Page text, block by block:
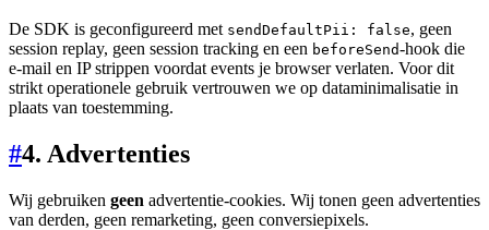
De SDK is geconfigureerd met sendDefaultPii: false, geen
session replay, geen session tracking en een beforeSend-hook die
e-mail en IP strippen voordat events je browser verlaten. Voor dit
strikt operationele gebruik vertrouwen we op dataminimalisatie in
plaats van toestemming.
#4. Advertenties
Wij gebruiken geen advertentie-cookies. Wij tonen geen advertenties
van derden, geen remarketing, geen conversiepixels.